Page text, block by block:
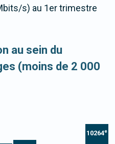
s) au 1er trimestre
au sein du
(moins de 2 000
10264e